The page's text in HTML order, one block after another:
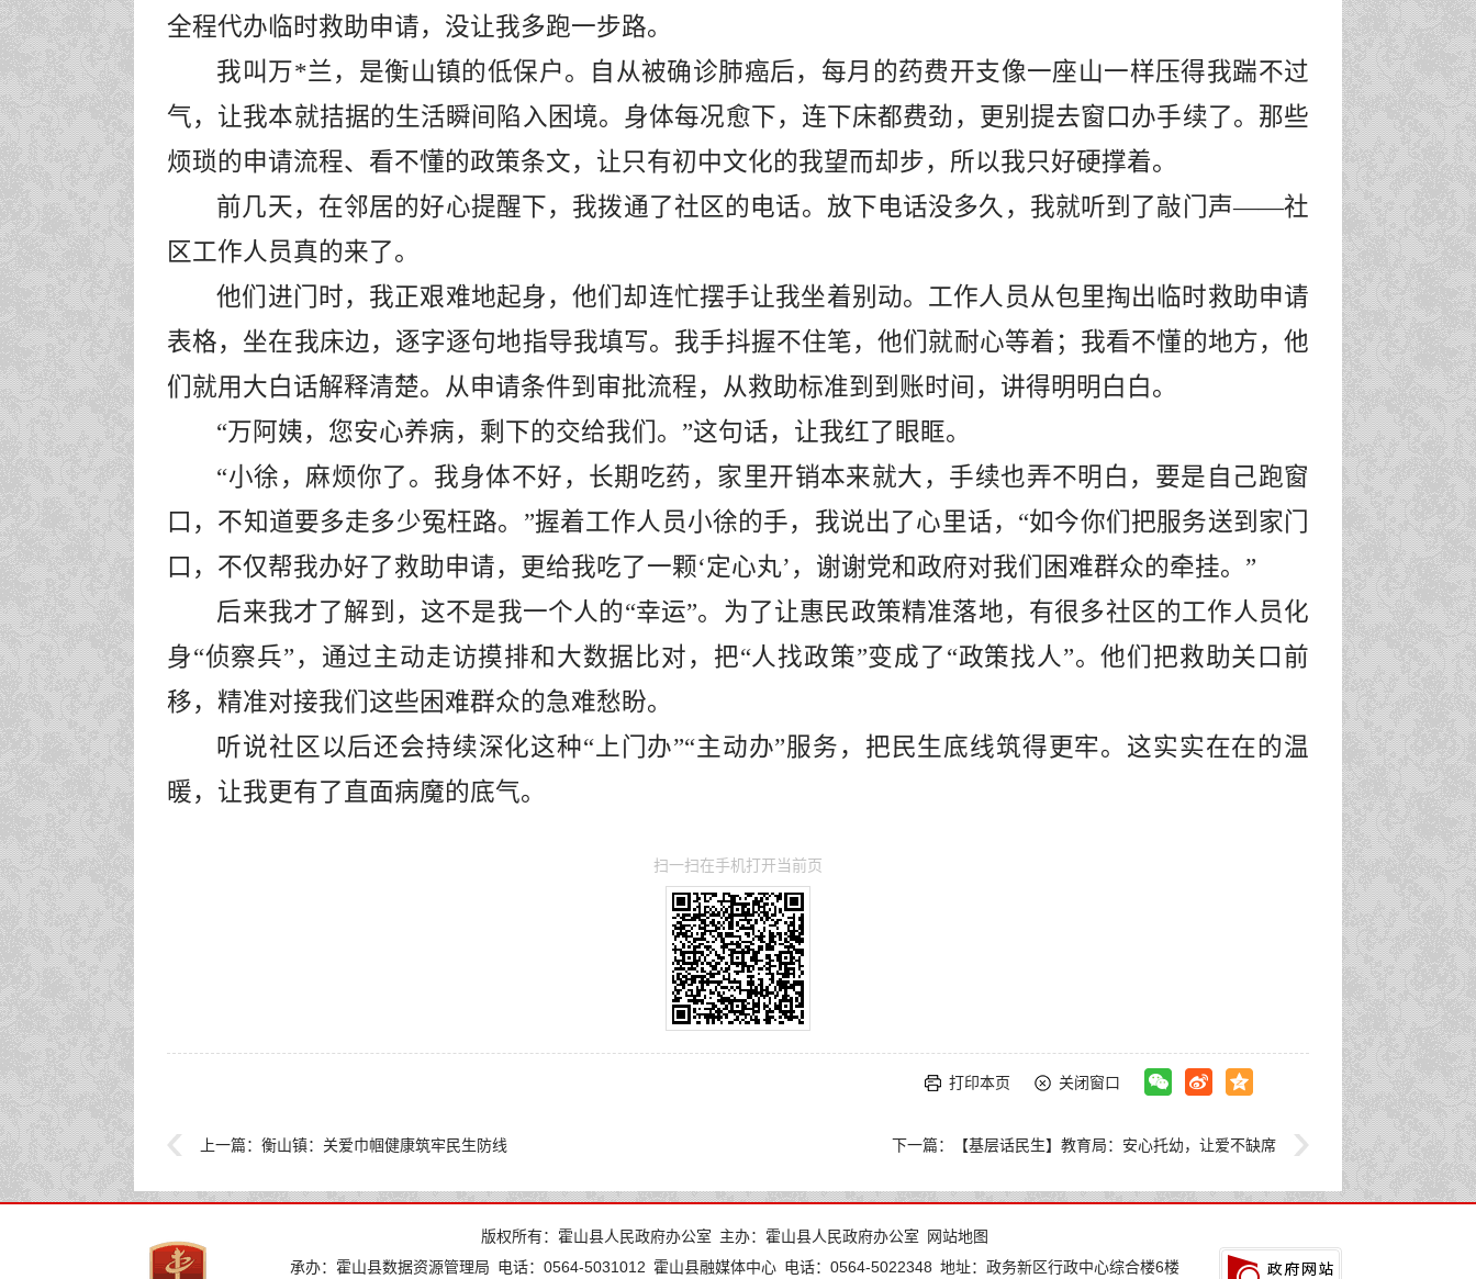
全程代办临时救助申请，没让我多跑一步路。
我叫万*兰，是衡山镇的低保户。自从被确诊肺癌后，每月的药费开支像一座山一样压得我踹不过
气，让我本就拮据的生活瞬间陷入困境。身体每况愈下，连下床都费劲，更别提去窗口办手续了。那些
烦琐的申请流程、看不懂的政策条文，让 只有初中文化的我望而却步， 所以我只好硬撑着。
前几天，在邻居的好心提醒下，我拨通了社区的电话。放下电话没多久，我就听到了敲门声——社
区工作人员真的来了。
他们进门时，我正艰难地起身，他们却连忙摆手让我坐着别动。工作人员从包里掏出临时救助申请
表格，坐在我床边，逐字逐句地指导我填写。我手抖握不住笔，他们就耐心等着；我看不懂的地方，他
们就用大白话解释清楚。从申请条件到审批流程，从救助标准到到账时间，讲得明明白白。
“万阿姨， 您安心养病，剩下的交给我们。 ”这句话，让我红了眼眶。
“小徐，麻烦你了。 我身体不好，长期吃药，家里开销本来就大，手续也弄不明白，要是自己跑窗
口，不知道要多走多少冤枉路。 ”握着工作人员小徐的手，我说出了心里话， “如今你们 把服务送到家门
口，不仅帮我办好了救助申请，更给我吃了一颗‘定心丸’ ， 谢谢党和政府对我们 困难群众的牵挂。 ”
后来我才了解到，这不是我一个人的“幸运”。为了让惠民政策精准落地，有很多社区的工作人员化
身“侦察兵”，通过主动走访摸排和大数据比对，把“人找政策”变成了“政策找人”。他们把救助关口前
移，精准对接我们这些困难群众的急难愁盼。
听说社区以后还会持续深化这种“上门办”“主动办”服务，把民生底线筑得更牢。这实实在在的温
暖，让我更有了直面病魔的底气。
扫一扫在手机打开当前页
打印本页 关闭窗口
上一篇： 衡山镇：关爱巾帼健康筑牢民生防线 下一篇： 【基层话民生】教育局：安心托幼，让爱不缺席
版权所有：霍山县人民政府办公室 主办：霍山县人民政府办公室
网站地图
承办：霍山县数据资源管理局 电话：0564-5031012 霍山县融媒体中心 电话：0564-5022348 地址：政务新区行政中心综合楼6楼